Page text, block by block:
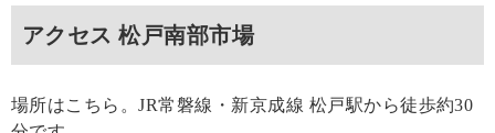
アクセス 松戸南部市場
場所はこちら。JR常磐線・新京成線 松戸駅から徒歩約30